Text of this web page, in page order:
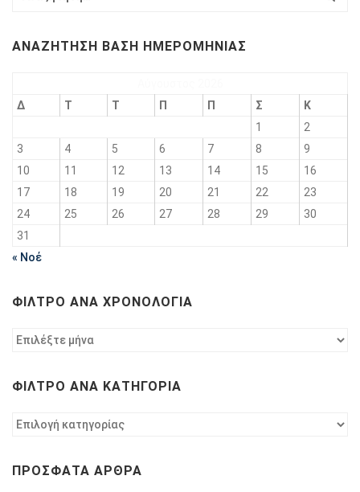
ΑΝΑΖΉΤΗΣΗ ΒΆΣΗ ΗΜΕΡΟΜΗΝΊΑΣ
Δ
Τ Τ Π Π Σ
Κ
1
2
3
4 5 6 7 8
9
10
11 12 13 14 15
16
17
18 19 20 21 22
23
24
25 26 27 28 29
30
31
« Νοέ
ΦΊΛΤΡΟ ΑΝΆ ΧΡΟΝΟΛΟΓΊΑ
Φίλτρο
ΦΊΛΤΡΟ ΑΝΆ ΚΑΤΗΓΟΡΊΑ
Φίλτρο
ΠΡΌΣΦΑΤΑ ΆΡΘΡΑ